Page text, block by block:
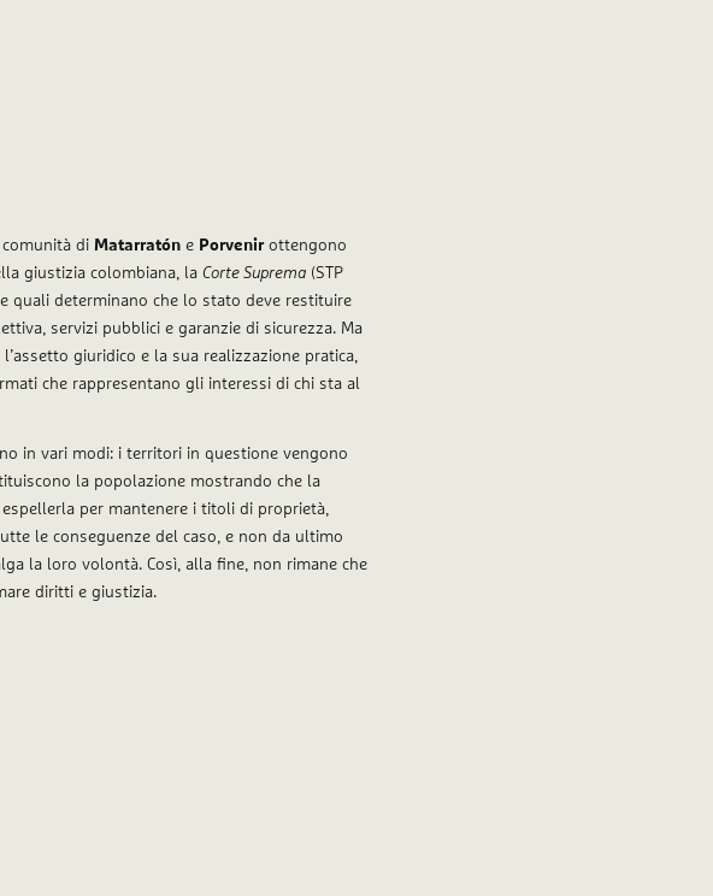
di Matarratón e Porvenirottengono
giustizia colombiana, laCorte Suprema (STP
quali determinano che lo stato deve restituire
servizi pubblici e garanzie di sicurezza. Ma
giuridico e la sua realizzazione pratica,
che rappresentano gli interessi di chi sta al
in vari modi: i territori in questione vengono
la popolazione mostrando che la
per mantenere i titoli di proprietà,
le conseguenze del caso, e non da ultimo
la loro volontà. Così, alla fine, non rimane che
diritti e giustizia.